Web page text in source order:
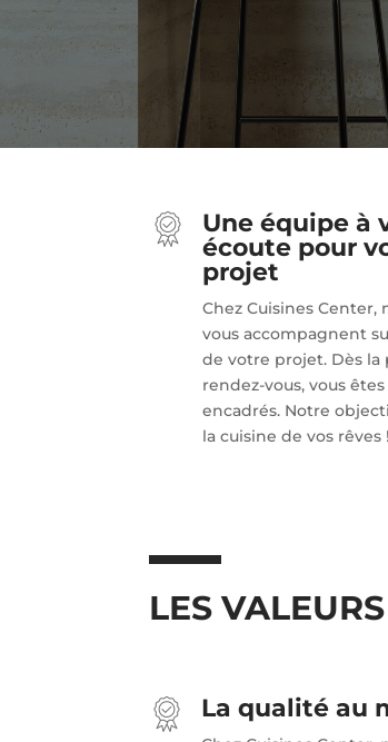
Une équipe à
écoute pour
projet
Chez Cuisines Center,
vous accompagnent
de votre projet. Dès la
rendez-vous, vous
encadrés. Notre
la cuisine de vos rêves !
LES
La qualité au